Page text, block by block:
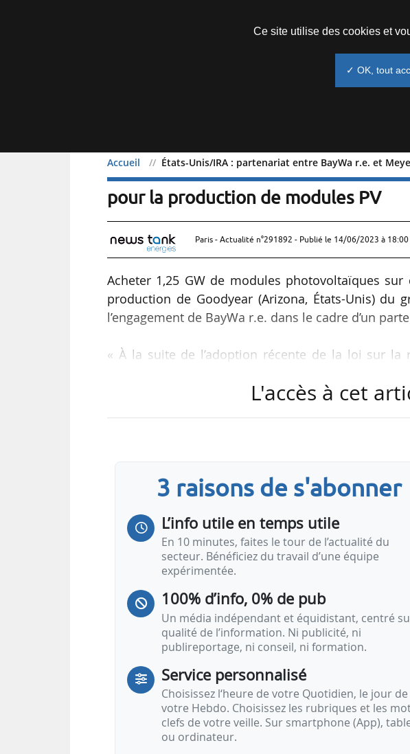
Accueil États-Unis/IRA : partenariat entre BayWa r.e. et
États-Unis/IRA : partenariat entre
pour la production de modules PV
Paris - Actualité n°291892 - Publié le 14/06/2023 à 18:00
Acheter 1,25 GW de modules photovoltaïques sur
production de Goodyear (Arizona, États-Unis) du
l’engagement de BayWa r.e. dans le cadre d’un
« À la suite de l’adoption récente de la loi sur la
emplois locaux et à favoriser une industrie
« Grâce à cette collaboration, nous soutenons
L'accès à cet
3 raisons de s'abonner
L’info utile en temps utile
En 10 minutes, faites le tour de l’actualité du
secteur. Bénéficiez du travail d’une équipe
expérimentée.
100% d’info, 0% de pub
Un média indépendant et équidistant, centré
qualité de l’information. Ni publicité, ni
publireportage, ni conseil, ni formation.
Service personnalisé
Choisissez l‘heure de votre Quotidien, le jour de
votre Hebdo. Choisissez les rubriques et les
clefs de votre veille. Sur smartphone (App),
ou ordinateur.
Ce site utilise des cookies et
✓ OK, tout